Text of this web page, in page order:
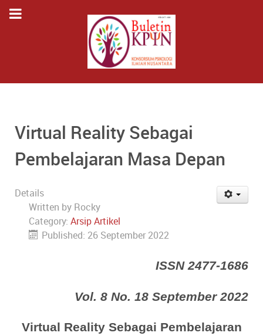
Virtual Reality Sebagai
Pembelajaran Masa Depan
Details
Written by Rocky
Category: Arsip Artikel
Published: 26 September 2022
ISSN 2477-1686
Vol. 8 No. 18 September 2022
Virtual Reality Sebagai Pembelajaran